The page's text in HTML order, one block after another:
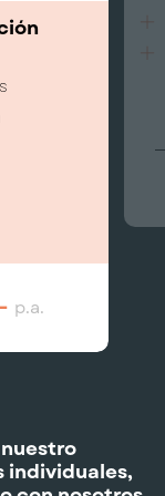
p.a.
individuales,